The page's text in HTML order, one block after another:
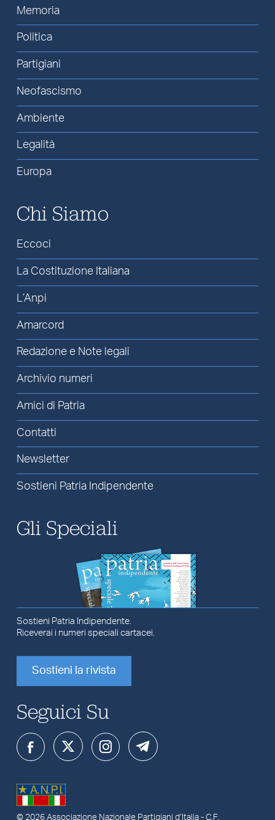
Memoria
Politica
Partigiani
Neofascismo
Ambiente
Legalità
Europa
Chi Siamo
Eccoci
La Costituzione Italiana
L’Anpi
Amarcord
Redazione e Note legali
Archivio numeri
Amici di Patria
Contatti
Newsletter
Sostieni Patria Indipendente
Gli Speciali
Sostieni Patria Indipendente.
Riceverai i numeri speciali cartacei.
Sostieni la rivista
Seguici Su
© 2026 Associazione Nazionale Partigiani d’Italia- C.F.